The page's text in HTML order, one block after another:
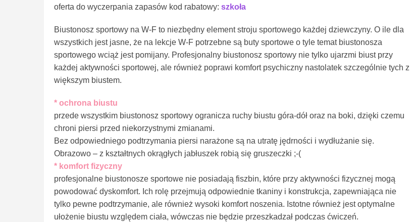
oferta do wyczerpania zapasów kod rabatowy: szkoła
Biustonosz sportowy na W-F to niezbędny element stroju sportowego każdej dziewczyny. O ile dla
wszystkich jest jasne, że na lekcje W-F potrzebne są buty sportowe o tyle temat biustonosza
sportowego wciąż jest pomijany. Profesjonalny biustonosz sportowy nie tylko ujarzmi biust przy
każdej aktywności sportowej, ale również poprawi komfort psychiczny nastolatek szczególnie tych z
większym biustem.
* ochrona biustu
przede wszystkim biustonosz sportowy ogranicza ruchy biustu góra-dół oraz na boki, dzięki czemu
chroni piersi przed niekorzystnymi zmianami.
Bez odpowiedniego podtrzymania piersi narażone są na utratę jędrności i wydłużanie się.
Obrazowo – z kształtnych okrągłych jabłuszek robią się gruszeczki ;-(
* komfort fizyczny
profesjonalne biustonosze sportowe nie posiadają fiszbin, które przy aktywności fizycznej mogą
powodować dyskomfort. Ich rolę przejmują odpowiednie tkaniny i konstrukcja, zapewniająca nie
tylko pewne podtrzymanie, ale również wysoki komfort noszenia. Istotne również jest optymalne
ułożenie biustu względem ciała, wówczas nie będzie przeszkadzał podczas ćwiczeń.